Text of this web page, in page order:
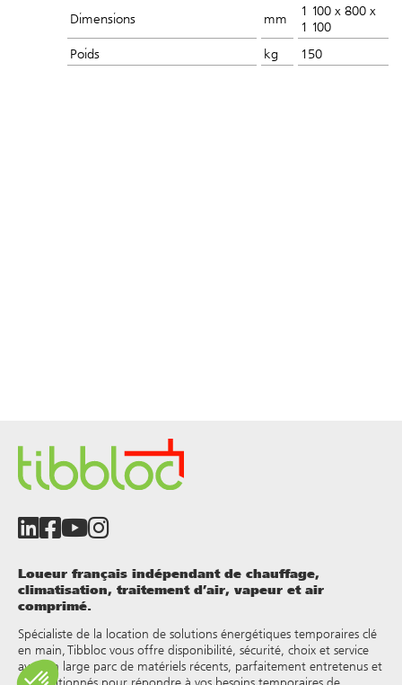
Dimensions mm
1 100 x 800 x
1 100
Poids
kg 150
Loueur français indépendant de chauffage,
climatisation, traitement d’air, vapeur et air
comprimé.
Spécialiste de la location de solutions énergétiques temporaires clé
en main, Tibbloc vous offre disponibilité, sécurité, choix et service
avec un large parc de matériels récents, parfaitement entretenus et